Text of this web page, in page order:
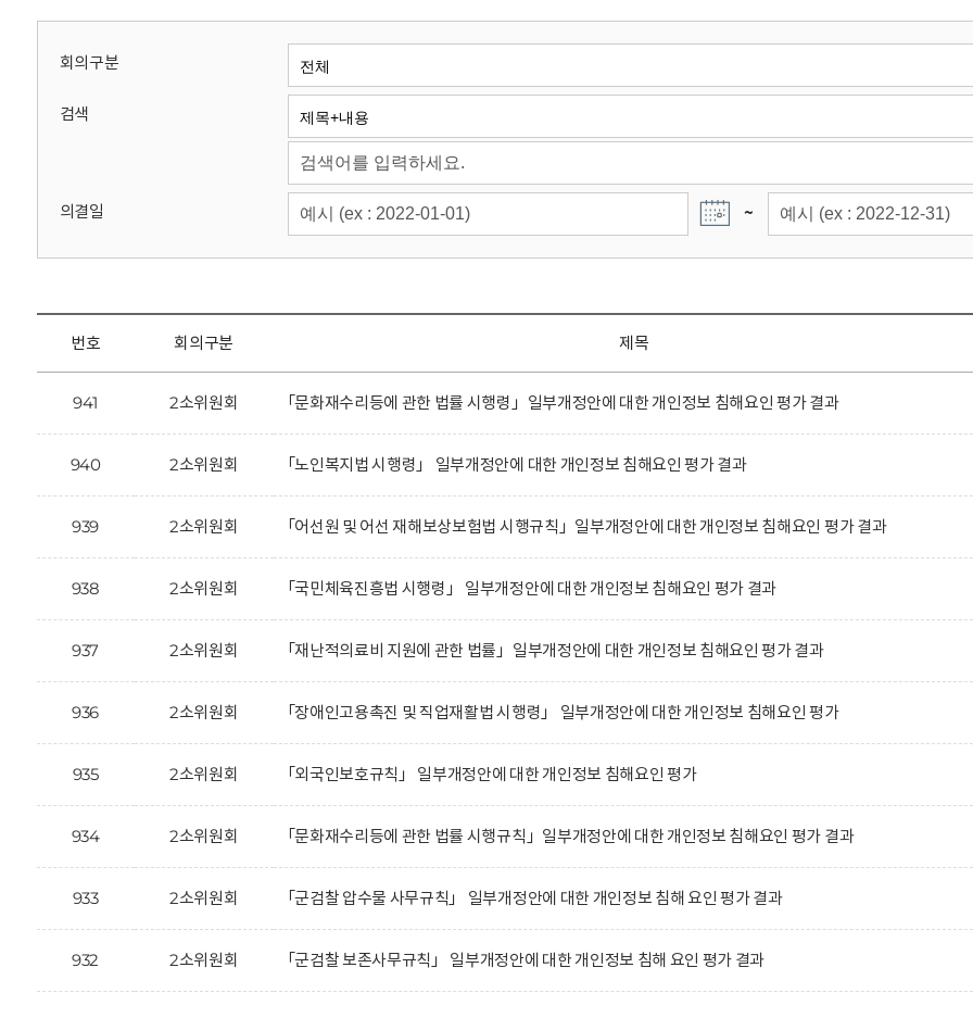
회
회의구분
검색
의결일 ~
번호 회의구분 제목
941 2소위원회 「문화재수리등에 관한 법률 시행령」일부개정안에 대한 개인정보 침해요인 평가 결과
940 2소위원회 「노인복지법 시행령」 일부개정안에 대한 개인정보 침해요인 평가 결과
939 2소위원회 「어선원 및 어선 재해보상보험법 시행규칙」일부개정안에 대한 개인정보 침해요인 평가 결과
938 2소위원회 「국민체육진흥법 시행령」 일부개정안에 대한 개인정보 침해요인 평가 결과
937 2소위원회 「재난적의료비 지원에 관한 법률」일부개정안에 대한 개인정보 침해요인 평가 결과
936 2소위원회 「장애인고용촉진 및 직업재활법 시행령」 일부개정안에 대한 개인정보 침해요인 평가
935 2소위원회 「외국인보호규칙」 일부개정안에 대한 개인정보 침해요인 평가
934 2소위원회 「문화재수리등에 관한 법률 시행규칙」일부개정안에 대한 개인정보 침해요인 평가 결과
933 2소위원회 「군검찰 압수물 사무규칙」 일부개정안에 대한 개인정보 침해 요인 평가 결과
932 2소위원회 「군검찰 보존사무규칙」 일부개정안에 대한 개인정보 침해 요인 평가 결과